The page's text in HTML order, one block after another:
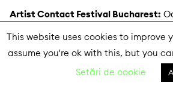
Artist Contact Festival Bucharest:
This website uses cookies to improve
assume you're ok with this, but you
Setări de cookie